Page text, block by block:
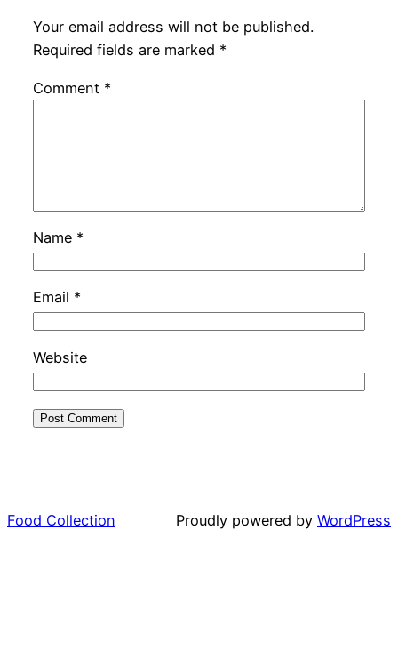
Your email address will not be published.
Required fields are marked *
Comment *
Name *
Email *
Website
Food Collection Proudly powered by WordPress